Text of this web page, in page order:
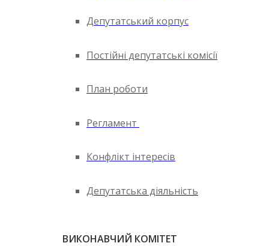
Депутатський корпус
Постійні депутатські комісії
План роботи
Регламент
Конфлікт інтересів
Депутатська діяльність
ВИКОНАВЧИЙ КОМІТЕТ